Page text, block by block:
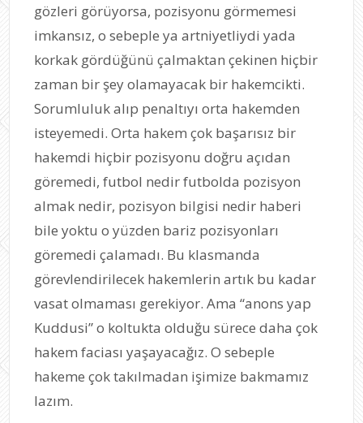
gözleri görüyorsa, pozisyonu görmemesi
imkansız, o sebeple ya artniyetliydi yada
korkak gördüğünü çalmaktan çekinen hiçbir
zaman bir şey olamayacak bir hakemcikti.
Sorumluluk alıp penaltıyı orta hakemden
isteyemedi. Orta hakem çok başarısız bir
hakemdi hiçbir pozisyonu doğru açıdan
göremedi, futbol nedir futbolda pozisyon
almak nedir, pozisyon bilgisi nedir haberi
bile yoktu o yüzden bariz pozisyonları
göremedi çalamadı. Bu klasmanda
görevlendirilecek hakemlerin artık bu kadar
vasat olmaması gerekiyor. Ama “anons yap
Kuddusi” o koltukta olduğu sürece daha çok
hakem faciası yaşayacağız. O sebeple
hakeme çok takılmadan işimize bakmamız
lazım.